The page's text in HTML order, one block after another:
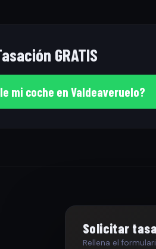
GRATIS
mi coche en Valdeaveruelo?
Solicitar
Rellena el